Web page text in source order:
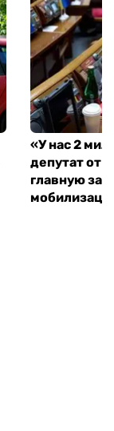
«У нас 2
депутат от
главную